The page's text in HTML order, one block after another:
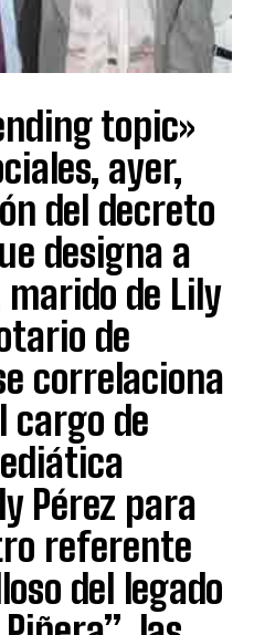
topic»
ayer,
del decreto
designa a
de Lily
de
correlaciona
cargo de
Pérez para
referente
del legado